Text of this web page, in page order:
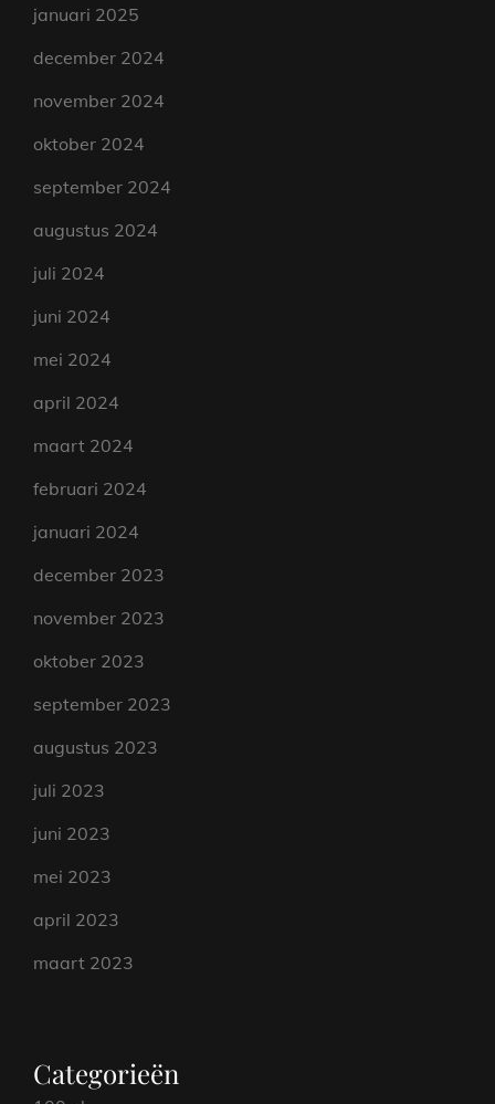
januari 2025
december 2024
november 2024
oktober 2024
september 2024
augustus 2024
juli 2024
juni 2024
mei 2024
april 2024
maart 2024
februari 2024
januari 2024
december 2023
november 2023
oktober 2023
september 2023
augustus 2023
juli 2023
juni 2023
mei 2023
april 2023
maart 2023
Categorieën